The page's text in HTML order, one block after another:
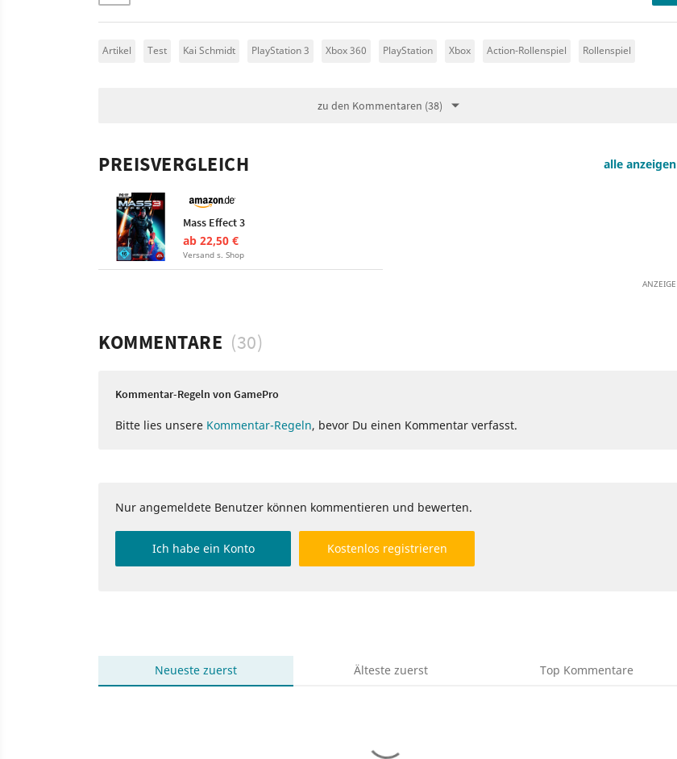
Artikel Test Kai Schmidt PlayStation 3 Xbox 360 PlayStation Xbox Action-Rollenspiel Rollenspiel
zu den Kommentaren (38)
PREISVERGLEICH alle anzeigen
Mass Effect 3
ab 22,50 €
Versand s. Shop
ANZEIGE
KOMMENTARE (30)
Kommentar-Regeln von GamePro
Bitte lies unsere Kommentar-Regeln, bevor Du einen Kommentar verfasst.
Nur angemeldete Benutzer können kommentieren und bewerten.
Ich habe ein Konto Kostenlos registrieren
Neueste zuerst Älteste zuerst Top Kommentare